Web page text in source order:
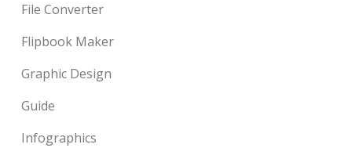
File Converter
Flipbook Maker
Graphic Design
Guide
Infographics